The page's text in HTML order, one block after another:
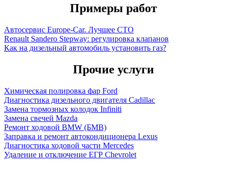
Примеры работ
Автосервис Europe-Car. Лучшее СТО
Renault Sandero Stepway: регулировка клапанов
Как на дизельный автомобиль установить газ?
Прочие услуги
Химическая полировка фар Ford
Диагностика дизельного двигателя Cadillac
Замена тормозных колодок Infiniti
Замена свечей Mazda
Ремонт ходовой BMW (БМВ)
Заправка и ремонт автокондиционера Lexus
Диагностика ходовой части Mercedes
Удаление и отключение ЕГР Chevrolet